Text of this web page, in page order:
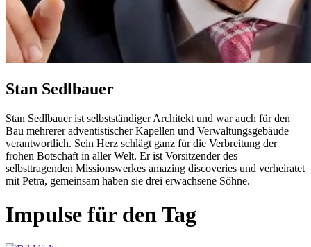
Stan Sedlbauer
Stan Sedlbauer ist selbstständiger Architekt und war auch für den
Bau mehrerer adventistischer Kapellen und Verwaltungsgebäude
verantwortlich. Sein Herz schlägt ganz für die Verbreitung der
frohen Botschaft in aller Welt. Er ist Vorsitzender des
selbsttragenden Missionswerkes amazing discoveries und verheiratet
mit Petra, gemeinsam haben sie drei erwachsene Söhne.
Impulse für den Tag